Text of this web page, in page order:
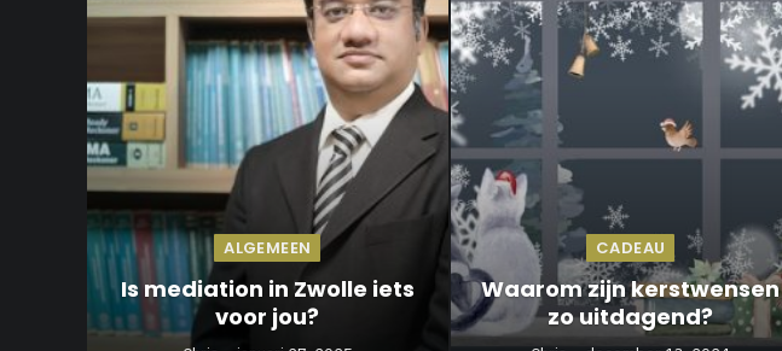
ALGEMEEN
Is mediation in Zwolle iets
voor jou?
CADEAU
Waarom zijn kerstwensen
zo uitdagend?